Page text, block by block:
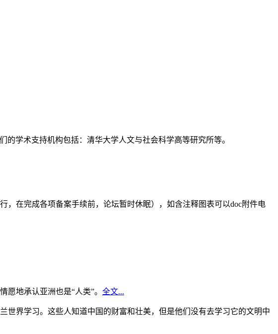
学术支持机构包括：清华大学人文与社会科学高等研究所等。
在完成各项备案手续前，论坛暂时休眠），如含注释图表可以doc附件电
地承认亚洲也是“人类”。 全文...
世界学习。这些人知道中国的财富和壮美，但是他们没有去学习它的文明中